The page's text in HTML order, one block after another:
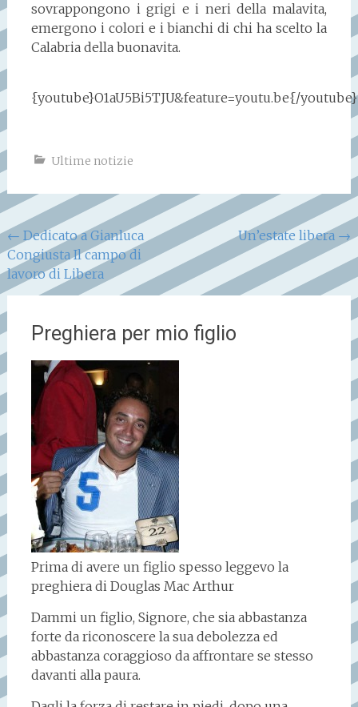
sovrappongono i grigi e i neri della malavita,
emergono i colori e i bianchi di chi ha scelto la
Calabria della buonavita.
{youtube}O1aU5Bi5TJU&feature=youtu.be{/youtube}
Ultime notizie
Navigazione
articoli
← Dedicato a Gianluca
Congiusta Il campo di
lavoro di Libera
Un’estate libera →
Preghiera per mio figlio
Prima di avere un figlio spesso leggevo la
preghiera di Douglas Mac Arthur
Dammi un figlio, Signore, che sia abbastanza
forte da riconoscere la sua debolezza ed
abbastanza coraggioso da affrontare se stesso
davanti alla paura.